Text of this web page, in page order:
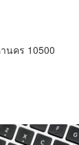
นคร 10500